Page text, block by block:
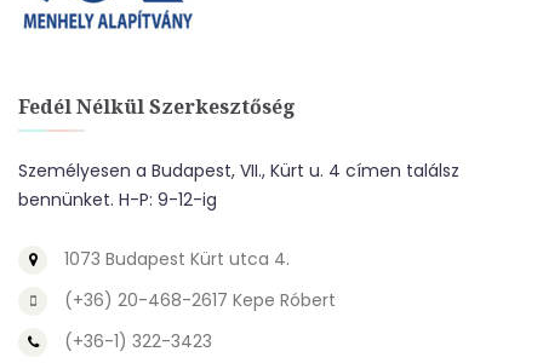
Fedél Nélkül Szerkesztőség
Személyesen a Budapest, VII., Kürt u. 4 címen találsz
bennünket. H-P: 9-12-ig
1073 Budapest Kürt utca 4.
(+36) 20-468-2617 Kepe Róbert
(+36-1) 322-3423